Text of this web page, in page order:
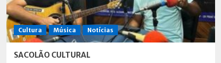
Cultura Música Notícias
SACOLÃO CULTURAL